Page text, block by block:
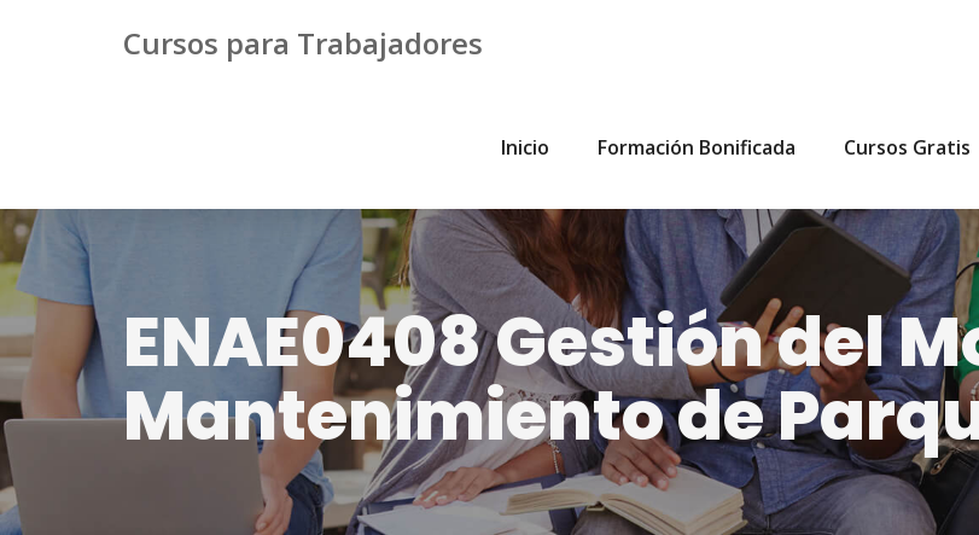
Cursos para Trabajadores
Inicio Formación Bonificada Cursos Gratis
ENAE0408 Gestión del
Mantenimiento de